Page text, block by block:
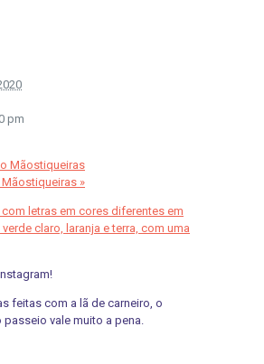
pm
Mãostiqueiras
»
feitas com a lã de carneiro, o
vale muito a pena.